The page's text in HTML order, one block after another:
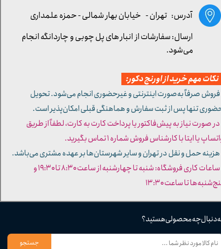
دنبال چه محصولی هستید؟
جستجو
آدرس: تهران - خیابان بهار شمالی - حمزه علمداری
مهم خرید از اورنج دکور:
صرفاً به‌صورت اینترنتی و غیرحضوری انجام می‌شود. تحویل
تنها پس از ثبت سفارش و هماهنگی قبلی امکان‌پذیر است.
صورت نیاز به پیش‌فاکتور یا پرداخت کارت به کارت، لطفاً از طریق
یا ایتا با کارشناس فروش شماره ۱ تماس بگیرید.
حمل و نقل در تهران و سایر شهرستان‌ها بر عهده مشتری می‌باشد.
- ساعات کاری فروشگاه: شنبه تا چهارشنبه از ساعت ۸:۳۰ تا ۱۹:۳۰ و
تا ساعت ۱۳:۳۰​​​​​​​
ارسال: سفارشات از انبار های پل چوبی و چاردانگه انجام
می‌شود.